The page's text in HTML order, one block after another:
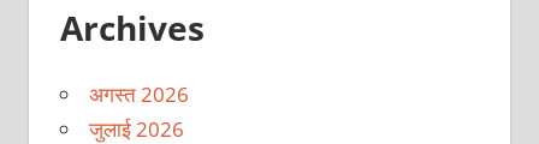
Archives
अगस्त 2026
जुलाई 2026